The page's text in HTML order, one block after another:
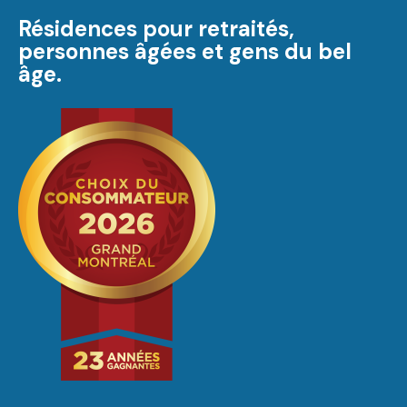
Résidences pour retraités,
personnes âgées et gens du bel
âge.